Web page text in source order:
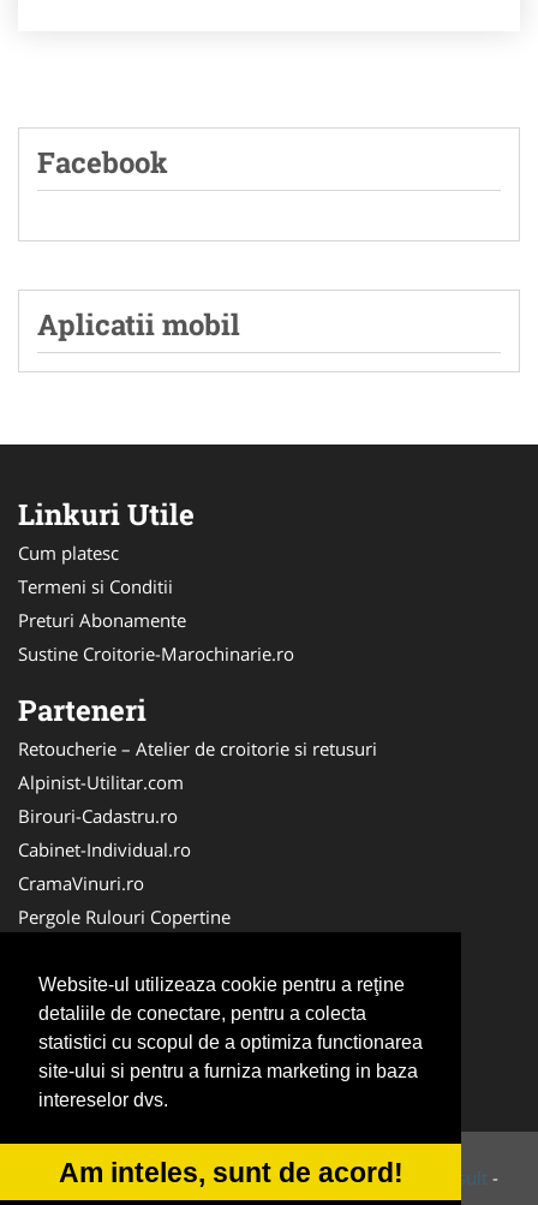
Website-ul utilizeaza cookie pentru a reţine
detaliile de conectare, pentru a colecta
statistici cu scopul de a optimiza functionarea
site-ului si pentru a furniza marketing in baza
intereselor dvs.
Am inteles, sunt de acord!
Facebook
Aplicatii mobil
Linkuri Utile
Cum platesc
Termeni si Conditii
Preturi Abonamente
Sustine Croitorie-Marochinarie.ro
Parteneri
Retoucherie – Atelier de croitorie si retusuri
Alpinist-Utilitar.com
Birouri-Cadastru.ro
Cabinet-Individual.ro
CramaVinuri.ro
Pergole Rulouri Copertine
Cardiologul.ro
CentruInchirieri.ro
Copertine-Inchideri-Terase.com
Service-Reparatii.com
© 2014-2026 Powered byVilonMedia&Tokaido Consult -